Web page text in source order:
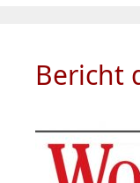
Bericht